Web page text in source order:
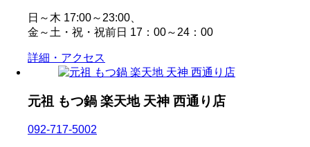
日～木 17:00～23:00、
金～土・祝・祝前日 17：00～24：00
詳細・アクセス
元祖 もつ鍋 楽天地 天神 西通り店
092-717-5002